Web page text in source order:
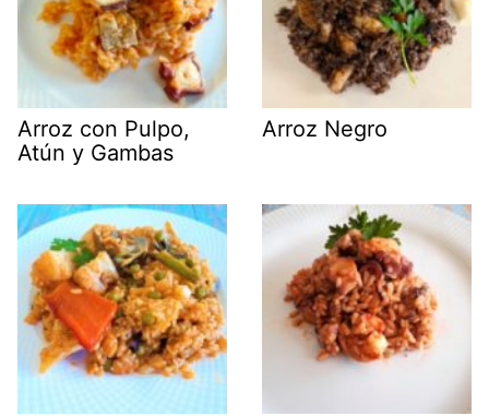
Arroz con Pulpo,
Atún y Gambas
Arroz Negro